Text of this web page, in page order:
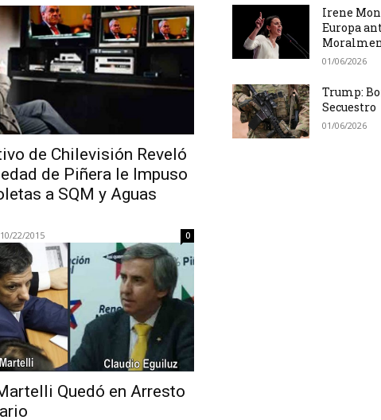
de Chilevisión Reveló
de Piñera le Impuso
a SQM y Aguas
10/22/2015 0
Quedó en Arresto
Irene
Europa
01/06/2026
Trump:
Secuestro
01/06/2026